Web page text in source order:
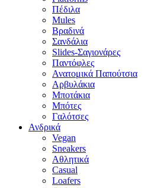
Πέδιλα
Mules
Βραδινά
Σανδάλια
Slides-Σαγιονάρες
Παντόφλες
Ανατομικά Παπούτσια
Αρβυλάκια
Μποτάκια
Μπότες
Γαλότσες
Ανδρικά
Vegan
Sneakers
Αθλητικά
Casual
Loafers